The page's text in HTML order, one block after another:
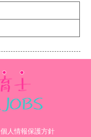
個人情報保護方針